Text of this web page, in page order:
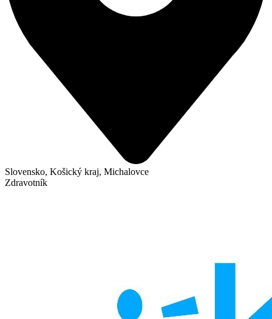
Slovensko, Košický kraj, Michalovce
Zdravotník